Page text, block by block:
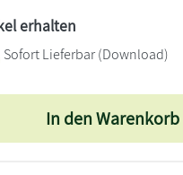
erhalten
Sofort Lieferbar (Download)
In den Warenkorb